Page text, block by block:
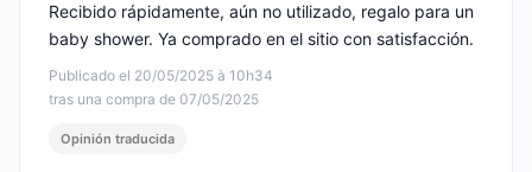
Publicado el 20/05/2025 à 10h34
tras una compra de 07/05/2025
Recibido rápidamente, aún no utilizado, regalo para un
baby shower. Ya comprado en el sitio con satisfacción.
Opinión traducida